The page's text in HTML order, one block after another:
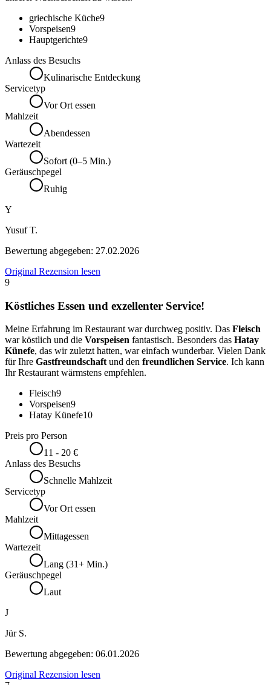
griechische Küche9
Vorspeisen9
Hauptgerichte9
Anlass des Besuchs
Kulinarische Entdeckung
Servicetyp
Vor Ort essen
Mahlzeit
Abendessen
Wartezeit
Sofort (0–5 Min.)
Geräuschpegel
Ruhig
Y
Yusuf T.
Bewertung abgegeben: 27.02.2026
Original Rezension lesen
9
Köstliches Essen und exzellenter Service!
Meine Erfahrung im Restaurant war durchweg positiv. Das Fleisch
war köstlich und die Vorspeisen fantastisch. Besonders das Hatay
Künefe, das wir zuletzt hatten, war einfach wunderbar. Vielen Dank
für Ihre Gastfreundschaftund den freundlichen Service. Ich kann
Ihr Restaurant wärmstens empfehlen.
Fleisch9
Vorspeisen9
Hatay Künefe10
Preis pro Person
11 - 20 €
Anlass des Besuchs
Schnelle Mahlzeit
Servicetyp
Vor Ort essen
Mahlzeit
Mittagessen
Wartezeit
Lang (31+ Min.)
Geräuschpegel
Laut
J
Jür S.
Bewertung abgegeben: 06.01.2026
Original Rezension lesen